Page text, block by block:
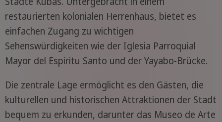
restaurierten kolonialen Herrenhaus, bietet es
einfachen Zugang zu wichtigen
Sehenswürdigkeiten wie der Iglesia Parroquial
Mayor del Espíritu Santo und der Yayabo-Brücke.
Die zentrale Lage ermöglicht es den Gästen, die
kulturellen und historischen Attraktionen der Stadt
bequem zu erkunden, darunter das Museo de Arte